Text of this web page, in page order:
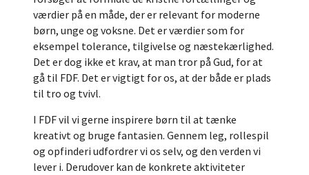
værdier på en måde, der er relevant for moderne
børn, unge og voksne. Det er værdier som for
eksempel tolerance, tilgivelse og næstekærlighed.
Det er dog ikke et krav, at man tror på Gud, for at
gå til FDF. Det er vigtigt for os, at der både er plads
til tro og tvivl.
I FDF vil vi gerne inspirere børn til at tænke
kreativt og bruge fantasien. Gennem leg, rollespil
og opfinderi udfordrer vi os selv, og den verden vi
lever i. Derudover kan de konkrete aktiviteter